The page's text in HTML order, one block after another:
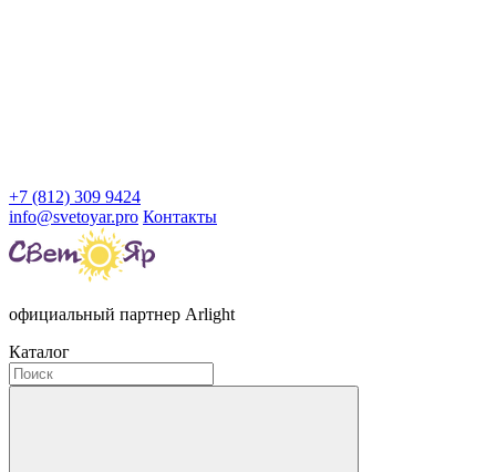
+7 (812) 309 9424
info@svetoyar.pro Контакты
официальный партнер Arlight
Каталог